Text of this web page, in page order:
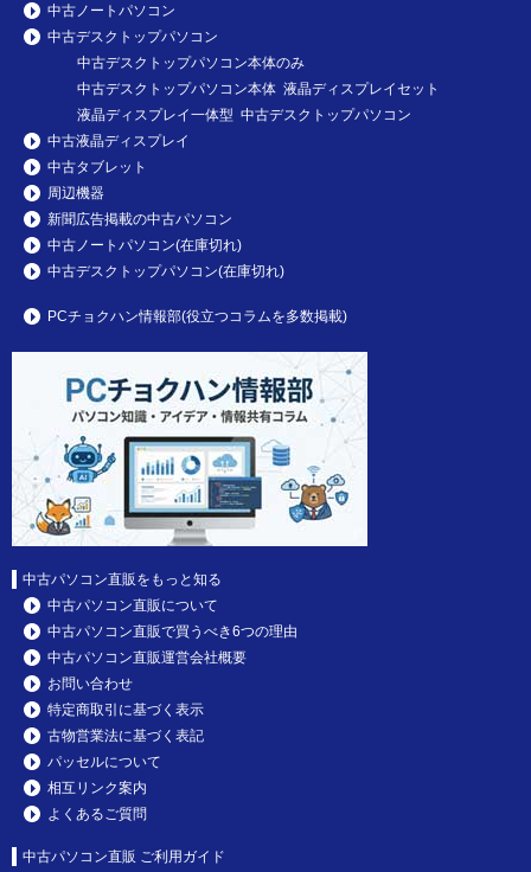
中古ノートパソコン
中古デスクトップパソコン
中古デスクトップパソコン本体のみ
中古デスクトップパソコン本体 液晶ディスプレイセット
液晶ディスプレイ一体型 中古デスクトップパソコン
中古液晶ディスプレイ
中古タブレット
周辺機器
新聞広告掲載の中古パソコン
中古ノートパソコン(在庫切れ)
中古デスクトップパソコン(在庫切れ)
PCチョクハン情報部(役立つコラムを多数掲載)
中古パソコン直販をもっと知る
中古パソコン直販について
中古パソコン直販で買うべき6つの理由
中古パソコン直販運営会社概要
お問い合わせ
特定商取引に基づく表示
古物営業法に基づく表記
パッセルについて
相互リンク案内
よくあるご質問
中古パソコン直販 ご利用ガイド